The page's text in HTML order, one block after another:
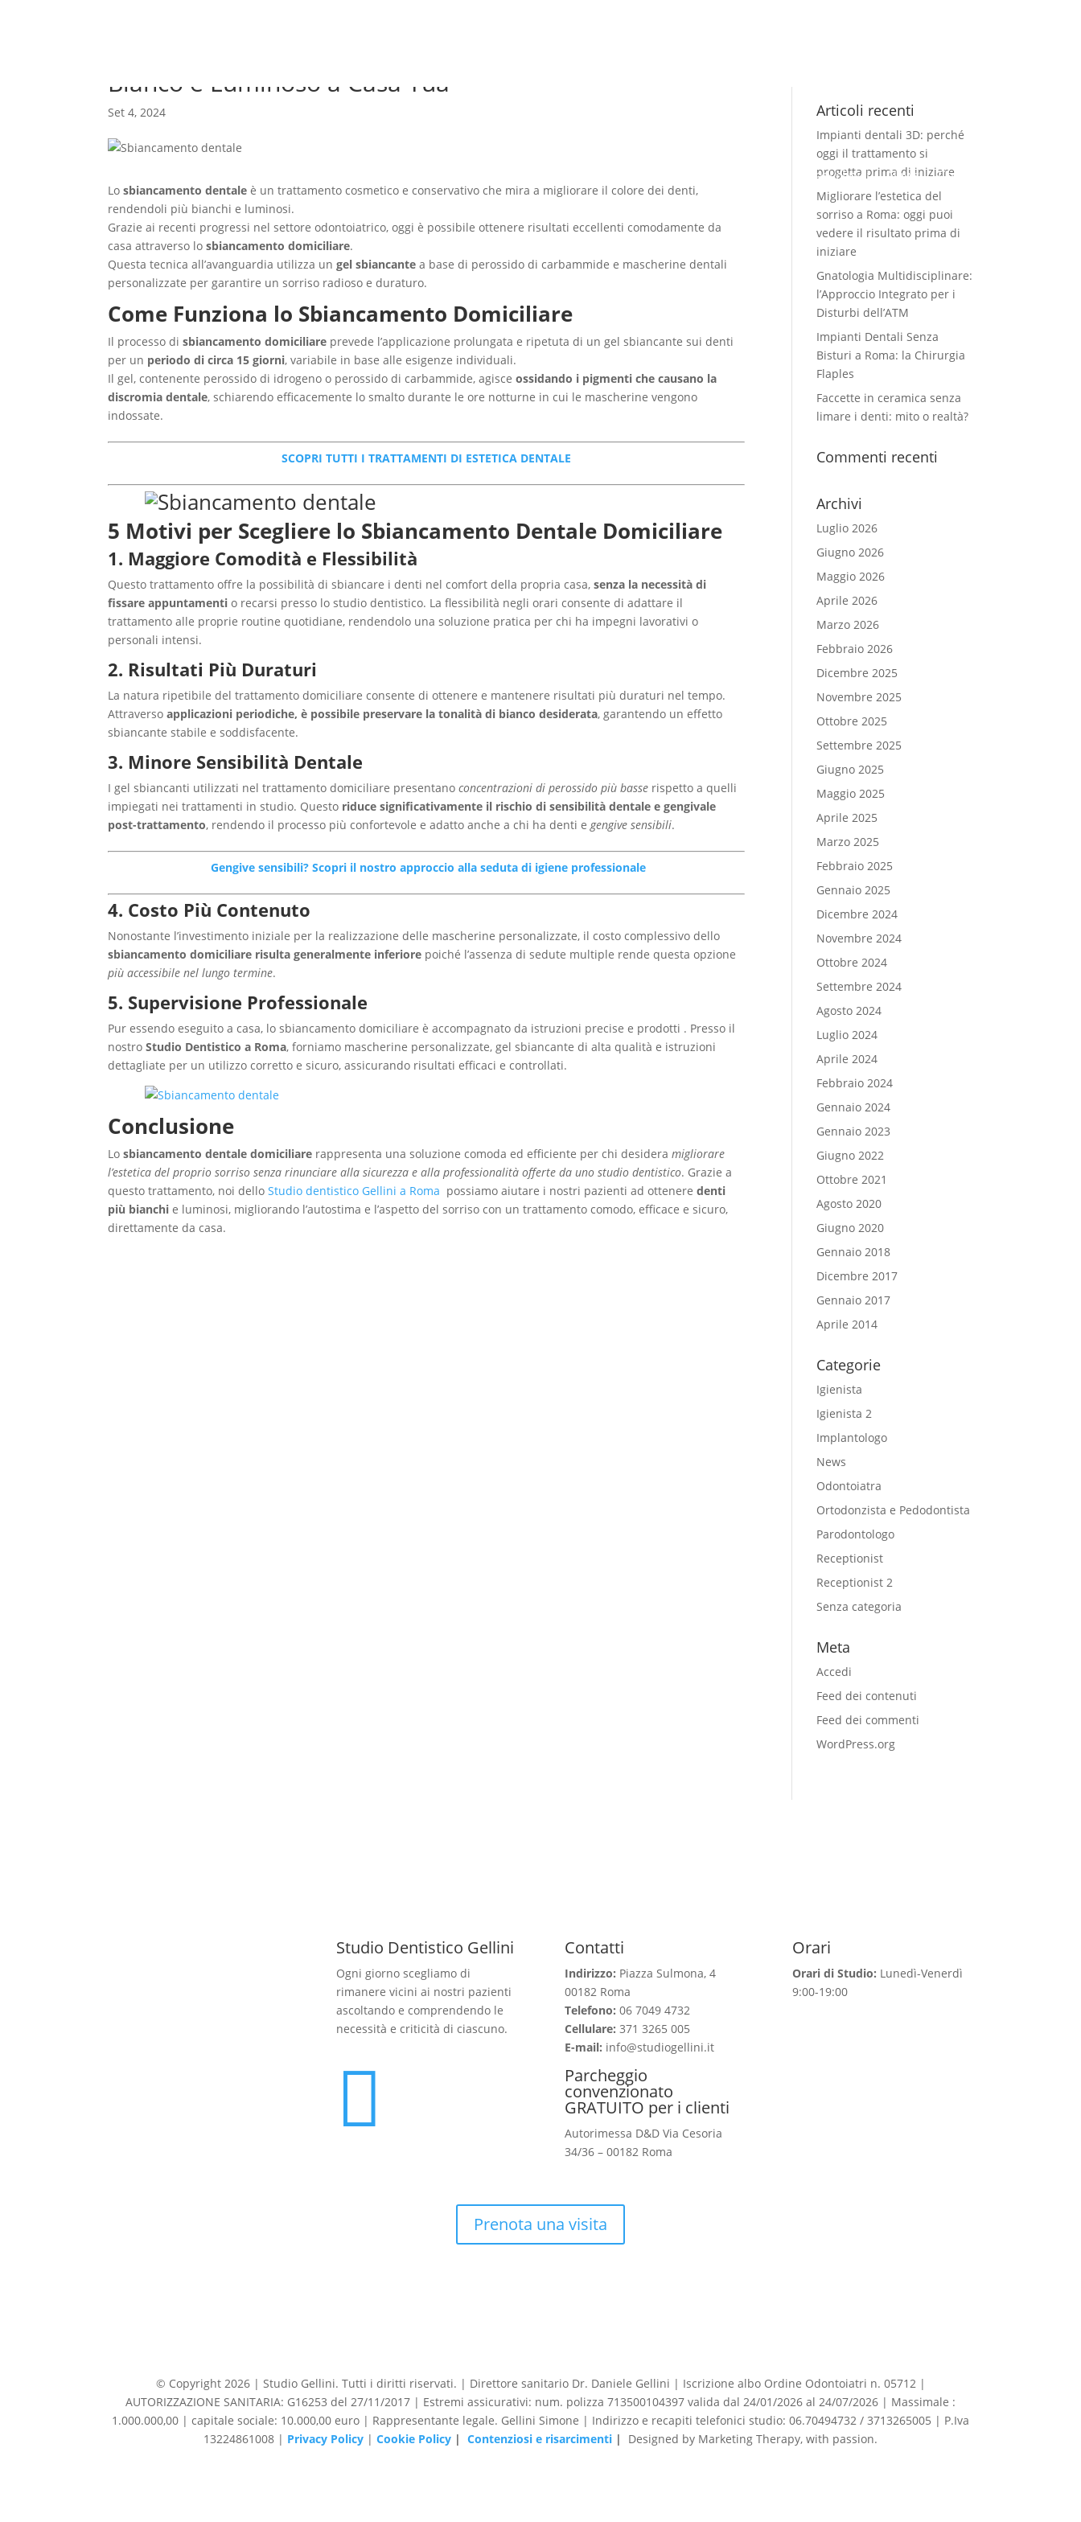
Casi clinici News Contatti
Bianco e Luminoso a Casa Tua
Set 4, 2024
Losbiancamento dentale è un trattamento cosmetico e conservativo che mira a migliorare il colore dei denti,
rendendoli più bianchi e luminosi.
Grazie ai recenti progressi nel settore odontoiatrico, oggi è possibile ottenere risultati eccellenti comodamente da
casa attraverso losbiancamento domiciliare.
Questa tecnica all’avanguardia utilizza ungel sbiancante a base di perossido di carbammide e mascherine dentali
personalizzate per garantire un sorriso radioso e duraturo.
Come Funziona lo Sbiancamento Domiciliare
Il processo disbiancamento domiciliare prevede l’applicazione prolungata e ripetuta di un gel sbiancante sui denti
per un periodo di circa 15 giorni, variabile in base alle esigenze individuali.
Il gel, contenente perossido di idrogeno o perossido di carbammide, agisceossidando i pigmenti che causano la
discromia dentale, schiarendo efficacemente lo smalto durante le ore notturne in cui le mascherine vengono
indossate.
SCOPRI TUTTI I TRATTAMENTI DI ESTETICA DENTALE
5 Motivi per Scegliere lo Sbiancamento Dentale Domiciliare
1. Maggiore Comodità e Flessibilità
Questo trattamento offre la possibilità di sbiancare i denti nel comfort della propria casa,senza la necessità di
fissare appuntamentio recarsi presso lo studio dentistico. La flessibilità negli orari consente di adattare il
trattamento alle proprie routine quotidiane, rendendolo una soluzione pratica per chi ha impegni lavorativi o
personali intensi.
2. Risultati Più Duraturi
La natura ripetibile del trattamento domiciliare consente di ottenere e mantenere risultati più duraturi nel tempo.
Attraversoapplicazioni periodiche, è possibile preservare la tonalità di bianco desiderata, garantendo un effetto
sbiancante stabile e soddisfacente.
3. Minore Sensibilità Dentale
I gel sbiancanti utilizzati nel trattamento domiciliare presentanoconcentrazioni di perossido più basse rispetto a quelli
impiegati nei trattamenti in studio. Questo riduce significativamente il rischio di sensibilità dentale e gengivale
post-trattamento, rendendo il processo più confortevole e adatto anche a chi ha denti egengive sensibili.
Gengive sensibili? Scopri il nostro approccio alla seduta di igiene professionale
4. Costo Più Contenuto
Nonostante l’investimento iniziale per la realizzazione delle mascherine personalizzate, il costo complessivo dello
sbiancamento domiciliare risulta generalmente inferiore poiché l’assenza di sedute multiple rende questa opzione
più accessibile nel lungo termine.
5. Supervisione Professionale
Pur essendo eseguito a casa, lo sbiancamento domiciliare è accompagnato da istruzioni precise e prodotti . Presso il
nostroStudio Dentistico a Roma, forniamo mascherine personalizzate, gel sbiancante di alta qualità e istruzioni
dettagliate per un utilizzo corretto e sicuro, assicurando risultati efficaci e controllati.
Conclusione
Losbiancamento dentale domiciliare rappresenta una soluzione comodaed efficiente per chi desideramigliorare
l’estetica del proprio sorriso senza rinunciare alla sicurezza e alla professionalità offerte da uno studio dentistico. Grazie a
questo trattamento, noi delloStudio dentistico Gellini a Roma possiamo aiutare i nostri pazienti ad otteneredenti
più bianchi e luminosi, migliorando l’autostima e l’aspetto del sorriso con un trattamento comodo, efficace e sicuro,
direttamente da casa.
Articoli recenti
Impianti dentali 3D: perché
oggi il trattamento si
progetta prima di iniziare
Migliorare l’estetica del
sorriso a Roma: oggi puoi
vedere il risultato prima di
iniziare
Gnatologia Multidisciplinare:
l’Approccio Integrato per i
Disturbi dell’ATM
Impianti Dentali Senza
Bisturi a Roma: la Chirurgia
Flaples
Faccette in ceramica senza
limare i denti: mito o realtà?
Commenti recenti
Archivi
Luglio 2026
Giugno 2026
Maggio 2026
Aprile 2026
Marzo 2026
Febbraio 2026
Dicembre 2025
Novembre 2025
Ottobre 2025
Settembre 2025
Giugno 2025
Maggio 2025
Aprile 2025
Marzo 2025
Febbraio 2025
Gennaio 2025
Dicembre 2024
Novembre 2024
Ottobre 2024
Settembre 2024
Agosto 2024
Luglio 2024
Aprile 2024
Febbraio 2024
Gennaio 2024
Gennaio 2023
Giugno 2022
Ottobre 2021
Agosto 2020
Giugno 2020
Gennaio 2018
Dicembre 2017
Gennaio 2017
Aprile 2014
Categorie
Igienista
Igienista 2
Implantologo
News
Odontoiatra
Ortodonzista e Pedodontista
Parodontologo
Receptionist
Receptionist 2
Senza categoria
Meta
Accedi
Feed dei contenuti
Feed dei commenti
WordPress.org
Studio Dentistico Gellini
Ogni giorno scegliamo di
rimanere vicini ai nostri pazienti
ascoltando e comprendendo le
necessità e criticità di ciascuno.

Contatti
Indirizzo: Piazza Sulmona, 4
00182 Roma
Telefono: 06 7049 4732
Cellulare: 371 3265 005
E-mail: info@studiogellini.it
Parcheggio
convenzionato
GRATUITO per i clienti
Autorimessa D&D Via Cesoria
34/36 – 00182 Roma
Orari
Orari di Studio: Lunedì-Venerdì
9:00-19:00
Prenota una visita
© Copyright 2026 | Studio Gellini. Tutti i diritti riservati. | Direttore sanitario Dr. Daniele Gellini | Iscrizione albo Ordine Odontoiatri n. 05712 |
AUTORIZZAZIONE SANITARIA: G16253 del 27/11/2017 | Estremi assicurativi: num. polizza 713500104397 valida dal 24/01/2026 al 24/07/2026 | Massimale :
1.000.000,00 | capitale sociale: 10.000,00 euro | Rappresentante legale. Gellini Simone | Indirizzo e recapiti telefonici studio: 06.70494732 / 3713265005 | P.Iva
13224861008 | Privacy Policy | Cookie Policy | Contenziosi e risarcimenti | Designed by Marketing Therapy, with passion.